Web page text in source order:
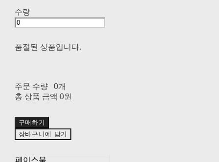
수량
품절된 상품입니다.
주문 수량
0개
총 상품 금액 0원
구매하기
장바구니에 담기
페이스북